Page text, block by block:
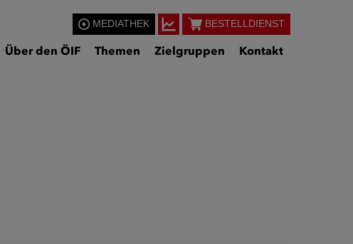
MEDIATHEK BESTELLDIENST
Über den ÖIF Themen Zielgruppen Kontakt